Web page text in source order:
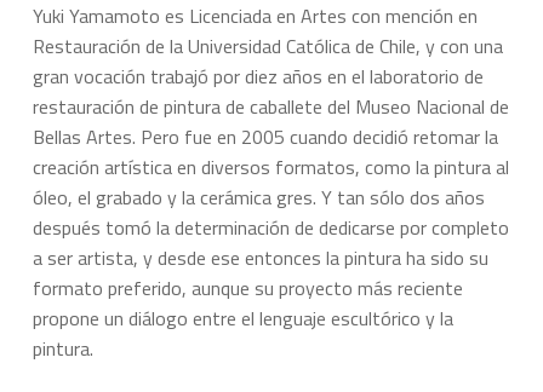
Yuki Yamamoto es Licenciada en Artes con mención en
Restauración de la Universidad Católica de Chile, y con una
gran vocación trabajó por diez años en el laboratorio de
restauración de pintura de caballete del Museo Nacional de
Bellas Artes. Pero fue en 2005 cuando decidió retomar la
creación artística en diversos formatos, como la pintura al
óleo, el grabado y la cerámica gres. Y tan sólo dos años
después tomó la determinación de dedicarse por completo
a ser artista, y desde ese entonces la pintura ha sido su
formato preferido, aunque su proyecto más reciente
propone un diálogo entre el lenguaje escultórico y la
pintura.